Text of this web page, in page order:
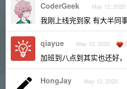
CoderGeek May 12, 2020
我刚上线完到家 有大半同
qiayue May 12, 2020
加班到八点到其实也还好
HongJay May 12, 2020